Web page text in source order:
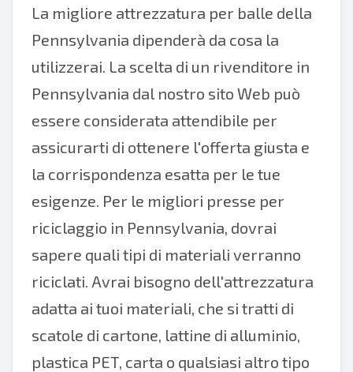
La migliore attrezzatura per balle della
Pennsylvania dipenderà da cosa la
utilizzerai. La scelta di un rivenditore in
Pennsylvania dal nostro sito Web può
essere considerata attendibile per
assicurarti di ottenere l'offerta giusta e
la corrispondenza esatta per le tue
esigenze. Per le migliori presse per
riciclaggio in Pennsylvania, dovrai
sapere quali tipi di materiali verranno
riciclati. Avrai bisogno dell'attrezzatura
adatta ai tuoi materiali, che si tratti di
scatole di cartone, lattine di alluminio,
plastica PET, carta o qualsiasi altro tipo